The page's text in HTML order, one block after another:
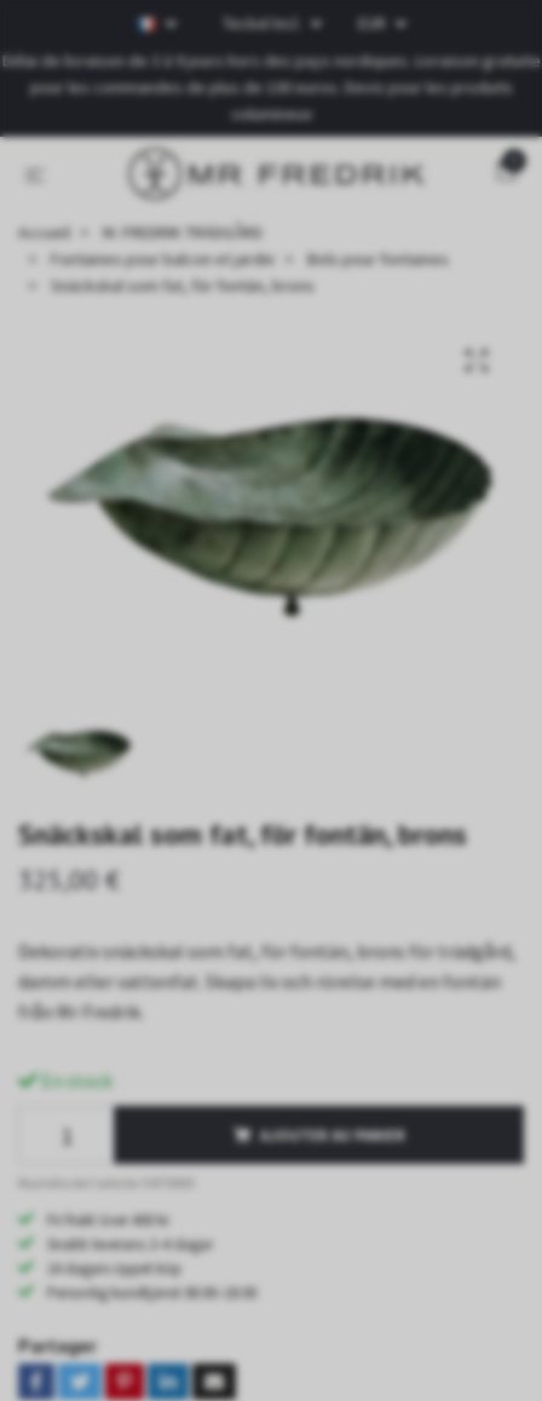
Teckel Incl.
EUR
Délai de livraison de 3 à 9 jours hors des pays nordiques. Livraison gratuite
pour les commandes de plus de 100 euros. Devis pour les produits
volumineux
Accueil
M. FREDRIK TRÄDGÅRD
Fontaines pour balcon et jardin
Bols pour fontaines
Snäckskal som fat, för fontän, brons
Snäckskal som fat, för fontän, brons
325,00 €
Dekorativ snäckskal som fat, för fontän, brons för trädgård,
damm eller vattenfat. Skapa liv och rörelse med en fontän
från Mr Fredrik.
En stock
AJOUTER AU PANIER
Fri frakt över 400 kr
Snabb leverans 2–4 dagar
14 dagars öppet köp
Personlig kundtjänst 08.00–18.00
Partager